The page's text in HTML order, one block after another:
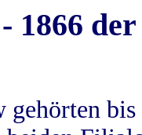
1866